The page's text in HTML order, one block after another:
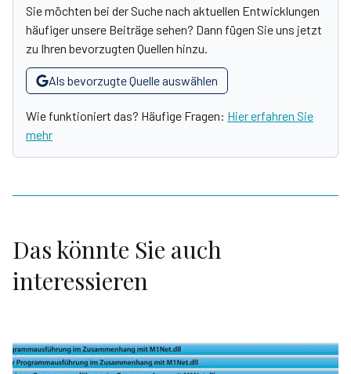
Sie möchten bei der Suche nach aktuellen Entwicklungen
häufiger unsere Beiträge sehen? Dann fügen Sie uns jetzt
zu Ihren bevorzugten Quellen hinzu.
Als bevorzugte Quelle auswählen
Wie funktioniert das? Häufige Fragen: Hier erfahren Sie
mehr
Das könnte Sie auch
interessieren